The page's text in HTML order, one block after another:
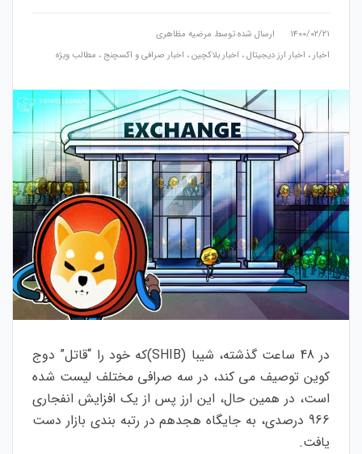
۱۴۰۰/۰۲/۲۱ ارسال شده توسط مرضیه مظاهری
اخبار ، اخبار ارز دیجیتال، اخبار بلاکچین، اخبار صرافی و اکسچنج ، مطالب ویژه
در 48 ساعت گذشته، شیبا (SHIB)که خود را “قاتل” دوج
کوین توصیف می کند، در سه صرافی مختلف لیست شده
است، در همین حال، این ارز پس از یک افزایش انفجاری
966 درصدی، به جایگاه هجدهم در رتبه بندی بازار دست
یافت.